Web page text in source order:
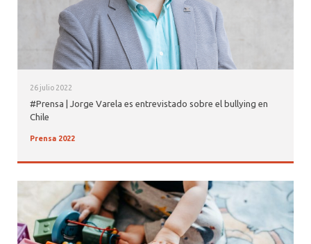
26 julio 2022
#Prensa | Jorge Varela es entrevistado sobre el bullying en
Chile
Prensa 2022